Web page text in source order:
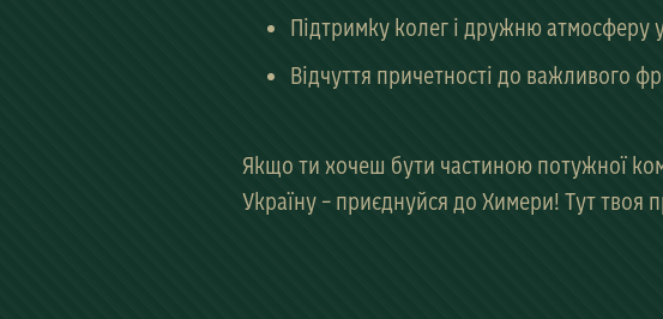
Підтримку колег і дружню атмосферу
Відчуття причетності до важливого
Якщо ти хочеш бути частиною потужної
Україну – приєднуйся до Химери! Тут твоя